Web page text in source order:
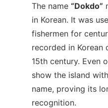
The name “Dokdo”
in Korean. It was
fishermen for
recorded in Korean
15th century. Even
show the island
name, proving its
recognition.